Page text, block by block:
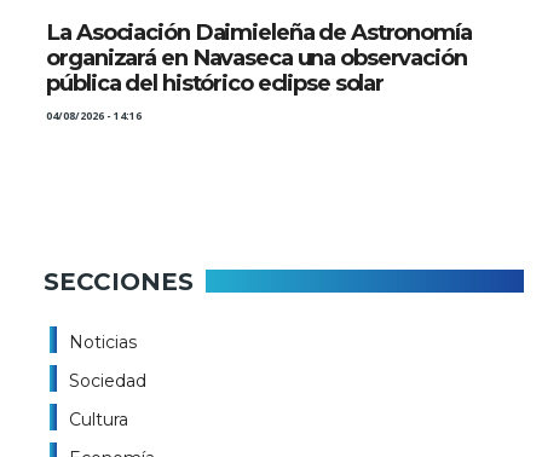
La Asociación Daimieleña de Astronomía
organizará en Navaseca una observación
pública del histórico eclipse solar
04/08/2026 - 14:16
SECCIONES
Noticias
Sociedad
Cultura